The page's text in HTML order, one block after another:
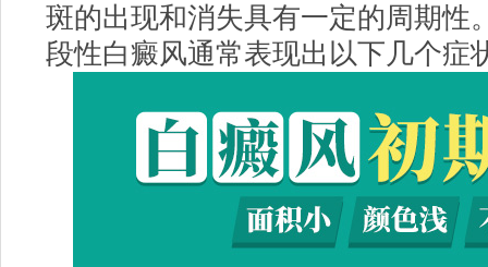
斑的出现和消失具有一定的周期性
段性白癜风通常表现出以下几个症